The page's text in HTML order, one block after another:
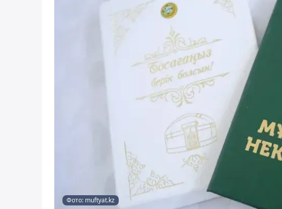
Фото: muftyat.kz